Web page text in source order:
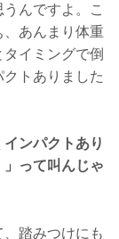
んですよ。こ
あんまり体重
イミングで倒
トありました
ンパクトあり
って叫んじゃ
踏みつけにも